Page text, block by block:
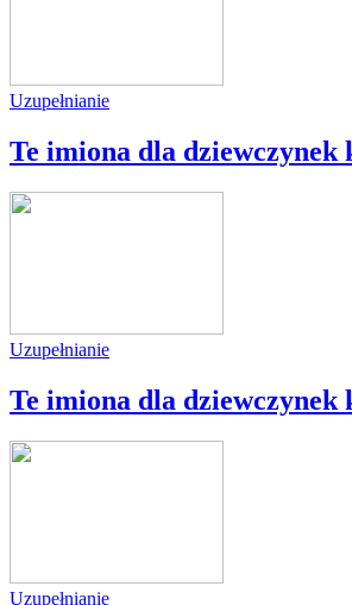
Uzupełnianie
Te imiona dla dziewczynek
Uzupełnianie
Te imiona dla dziewczynek
Uzupełnianie